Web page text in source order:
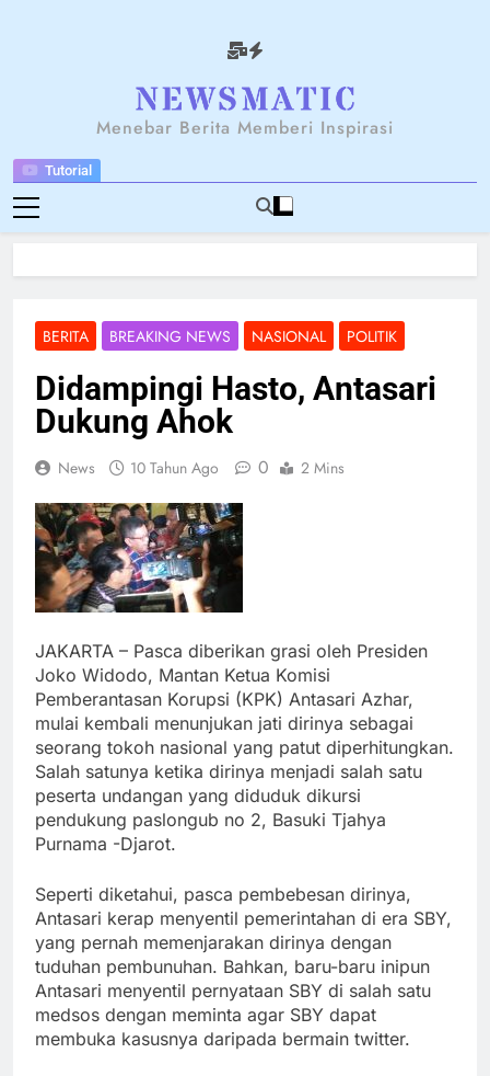
Tutorial
NEWSANTARA
Menebar Berita Memberi Inspirasi
BERITA BREAKING NEWS NASIONAL POLITIK
Didampingi Hasto, Antasari
Dukung Ahok
News 10 Tahun Ago 0 2 Mins
JAKARTA – Pasca diberikan grasi oleh Presiden
Joko Widodo, Mantan Ketua Komisi
Pemberantasan Korupsi (KPK) Antasari Azhar,
mulai kembali menunjukan jati dirinya sebagai
seorang tokoh nasional yang patut diperhitungkan.
Salah satunya ketika dirinya menjadi salah satu
peserta undangan yang diduduk dikursi
pendukung paslongub no 2, Basuki Tjahya
Purnama -Djarot.
Seperti diketahui, pasca pembebesan dirinya,
Antasari kerap menyentil pemerintahan di era SBY,
yang pernah memenjarakan dirinya dengan
tuduhan pembunuhan. Bahkan, baru-baru inipun
Antasari menyentil pernyataan SBY di salah satu
medsos dengan meminta agar SBY dapat
membuka kasusnya daripada bermain twitter.